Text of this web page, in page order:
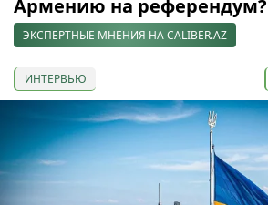
Армению на референдум?
ЭКСПЕРТНЫЕ МНЕНИЯ НА CALIBER.AZ
ИНТЕРВЬЮ